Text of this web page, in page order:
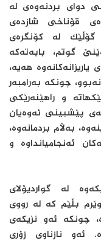
دوای بردنەوەی لە
قۆناخی شازدەی
گۆڵێک لە کۆنگرەی
گوتم، بابەتەکە
هەیە،
چونکە بەرامبەر
و راهێنەرێکی
پێشبینی ئەوەیان
بەڵام بردمانەوە،
ئەنجامیانداوە و
لە گواردیۆلای
بڵێم کە لە رووی
چونکە ئەو نزیکەی
ئەو نازناوی زۆری